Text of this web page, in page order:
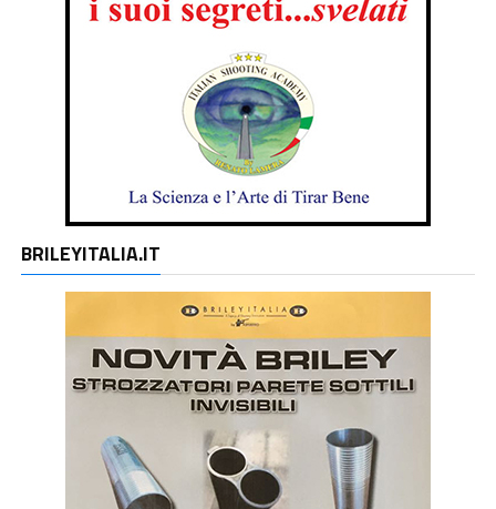
BRILEYITALIA.IT